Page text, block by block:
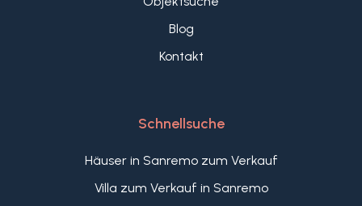
Blog
Kontakt
Schnellsuche
Häuser in Sanremo zum Verkauf
Villa zum Verkauf in Sanremo